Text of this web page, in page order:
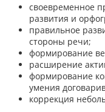
своевременное
развития и
правильное
стороны речи;
формирование
расширение
формирование
умения
коррекция